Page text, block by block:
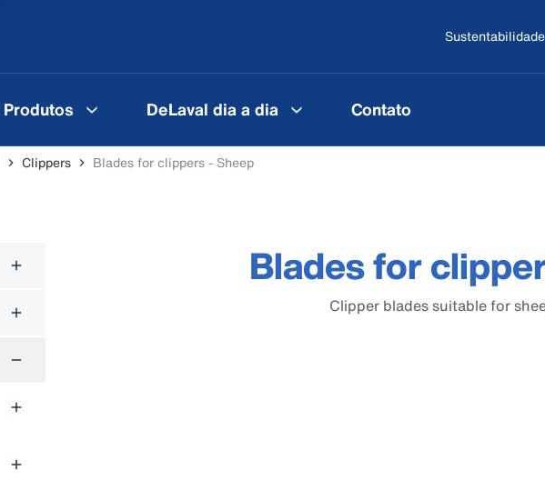
Sustentabilidade
Produtos DeLaval dia a dia Contato
Clippers Blades for clippers - Sheep
Blades for
Clipper blades suitable for